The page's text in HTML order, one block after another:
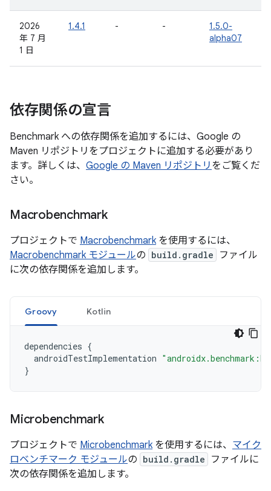
2026
年 7 月
1 日
1.4.1 - -
1.5.0-
alpha07
依存関係の宣言
Benchmark への依存関係を追加するには、Google の
Maven リポジトリをプロジェクトに追加する必要があり
ます。詳しくは、 Google の Maven リポジトリ をご覧くだ
さい。
Macrobenchmark
プロジェクトで Macrobenchmarkを使用するには、
Macrobenchmark モジュールの build.gradle
ファイル
に次の依存関係を追加します。
Groovy Kotlin
dependencies {
androidTestImplementation
}
Microbenchmark
プロジェクトで Microbenchmarkを使用するには、 マイク
ロベンチマーク モジュールの build.gradle
ファイルに
次の依存関係を追加します。